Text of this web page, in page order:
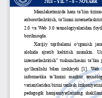
Jurnal Yordamchisi
Onlayn